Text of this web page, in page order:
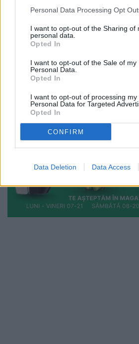
Personal Data Processing Opt
I want to opt-out of the Sharing of
personal data.
Opted In
I want to opt-out of the Sale of my
Personal Data.
Opted In
I want to opt-out of processing my
Personal Data for Targeted
Opted In
CONFIRM
Data Deletion Data Access